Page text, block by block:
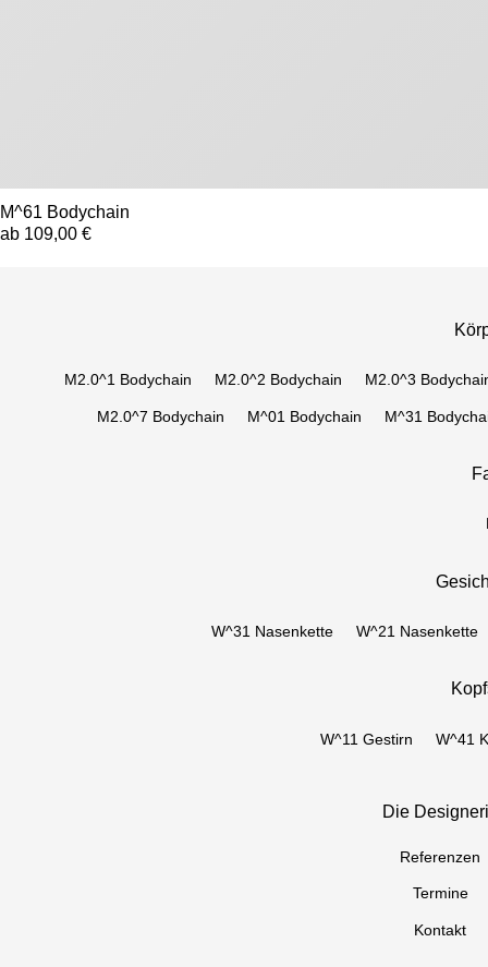
M^61 Bodychain
ab 109,00 €
M2.0^1 Bodychain M2.0^2 Bodychain M2.0^3
M2.0^7 Bodychain M^01 Bodychain M^31
W^31 Nasenkette W^21 Nasenkette
W^11 Gestirn W^41
Die
Referenzen
Termine
Kontakt